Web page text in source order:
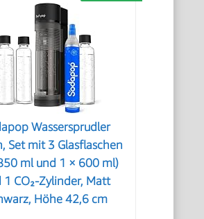
Wassersprudler
Set mit 3 Glasflaschen
ml und 1 × 600 ml)
1 CO₂-Zylinder, Matt
Höhe 42,6 cm